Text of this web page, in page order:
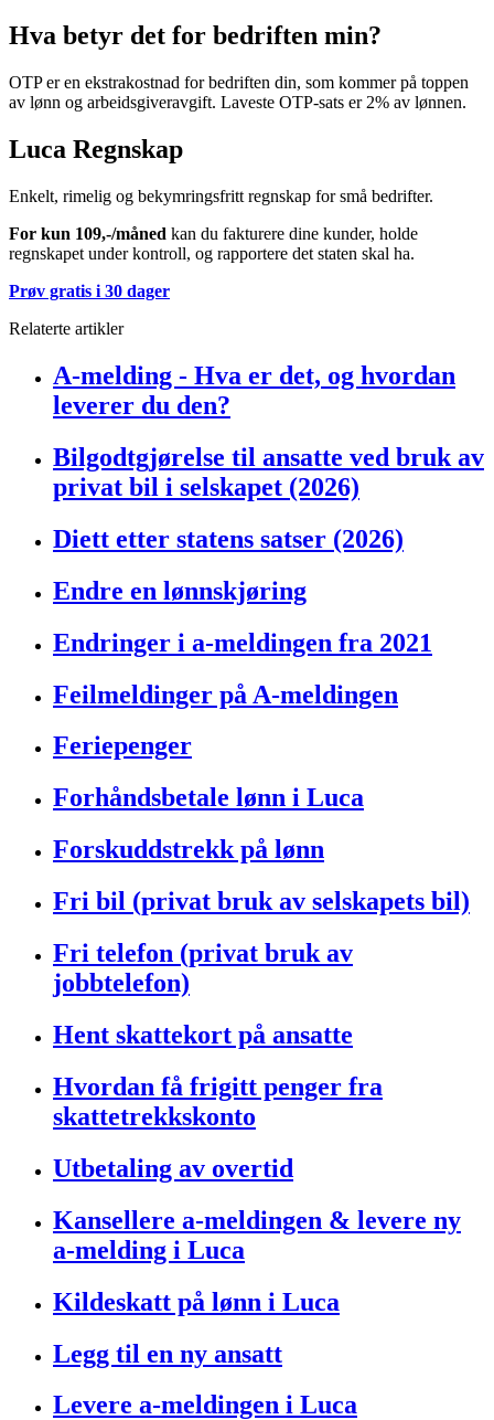
Hva betyr det for bedriften min?
OTP er en ekstrakostnad for bedriften din, som kommer på toppen
av lønn og arbeidsgiveravgift. Laveste OTP-sats er 2% av lønnen.
Luca Regnskap
Enkelt, rimelig og bekymringsfritt regnskap for små bedrifter.
For kun 109,-/måned kan du fakturere dine kunder, holde
regnskapet under kontroll, og rapportere det staten skal ha.
Prøv gratis i 30 dager
Relaterte artikler
A-melding - Hva er det, og hvordan
leverer du den?
Bilgodtgjørelse til ansatte ved bruk av
privat bil i selskapet (2026)
Diett etter statens satser (2026)
Endre en lønnskjøring
Endringer i a-meldingen fra 2021
Feilmeldinger på A-meldingen
Feriepenger
Forhåndsbetale lønn i Luca
Forskuddstrekk på lønn
Fri bil (privat bruk av selskapets bil)
Fri telefon (privat bruk av
jobbtelefon)
Hent skattekort på ansatte
Hvordan få frigitt penger fra
skattetrekkskonto
Utbetaling av overtid
Kansellere a-meldingen & levere ny
a-melding i Luca
Kildeskatt på lønn i Luca
Legg til en ny ansatt
Levere a-meldingen i Luca